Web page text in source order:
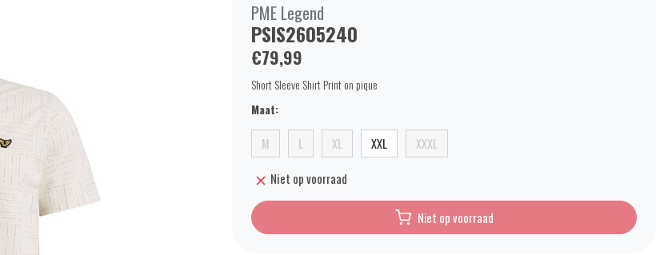
PME Legend
PSIS2605240
€79,99
Short Sleeve Shirt Print on pique
Maat:
M L XL XXL XXXL
Niet op voorraad
Niet op voorraad